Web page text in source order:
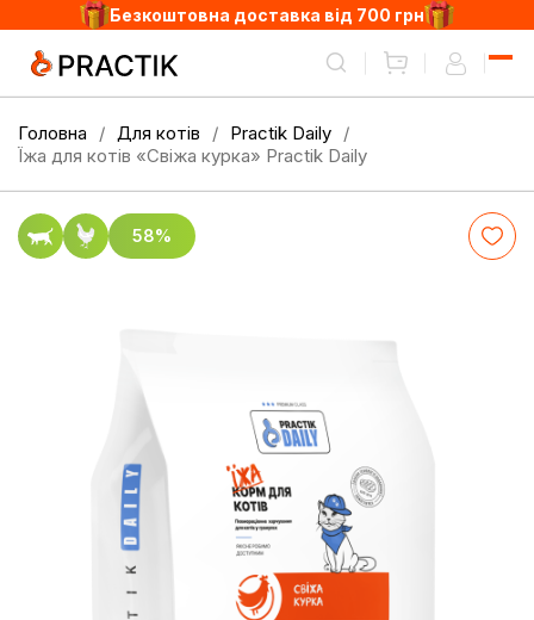
Безкоштовна доставка від 700 грн
Головна Для котів
Practik Daily
Їжа для котів «Свіжа курка» Practik Daily
58%